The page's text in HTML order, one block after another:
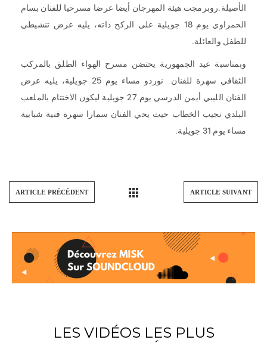
الأصيلة.روبرمجت هيئة المهرجان أيضا عرضا مسرحيا للفنان بسام
الحمراوي يوم 18 جويلية على الركح ذاته، يليه عرض تنشيطي
للطفل والعائلة.
وبمناسبة عيد الجمهورية يحتضن مسرح الهواء الطلق بالمركب
الثقافي سهرة للفنان نوردو مساء يوم 25 جويلية، يليه عرض
الفنان الليبي أيمن الدرسي يوم 27 جويلية ليكون الاختتام بالملعب
البلدي نجيب الخطاب حيث يحي الفنان سمارا سهرة فنية شبابية
مساء يوم 31 جويلية.
ARTICLE PRÉCÉDENT ARTICLE SUIVANT
LES VIDÉOS LES PLUS